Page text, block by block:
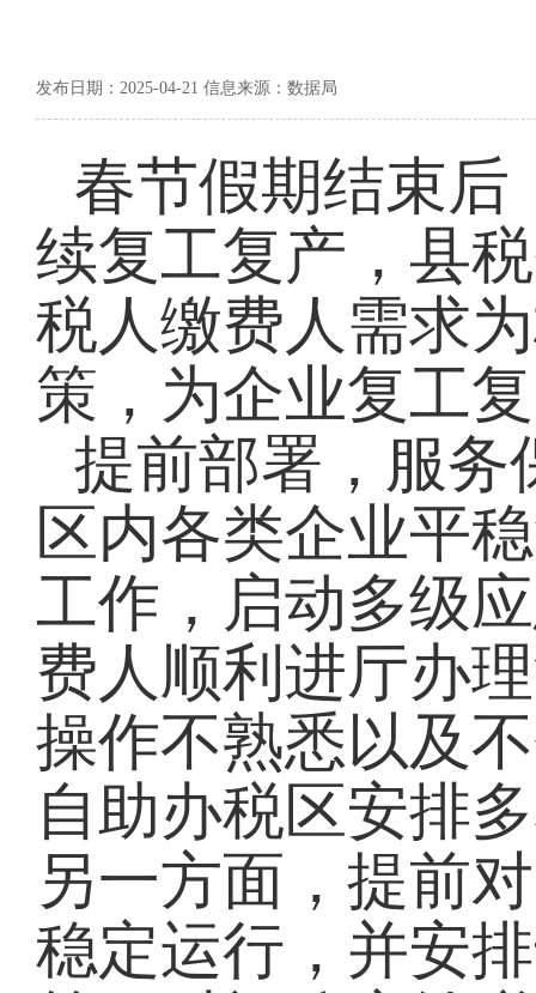
发布日期：2025-04-21 信息来源：数据局
春节假期结束后
续复工复产，县
税人缴费人需求
策，为企业复工
提前部署，服务
区内各类企业平
工作，启动多级
费人顺利进厅办
操作不熟悉以及
自助办税区安排
另一方面，提前
稳定运行，并安